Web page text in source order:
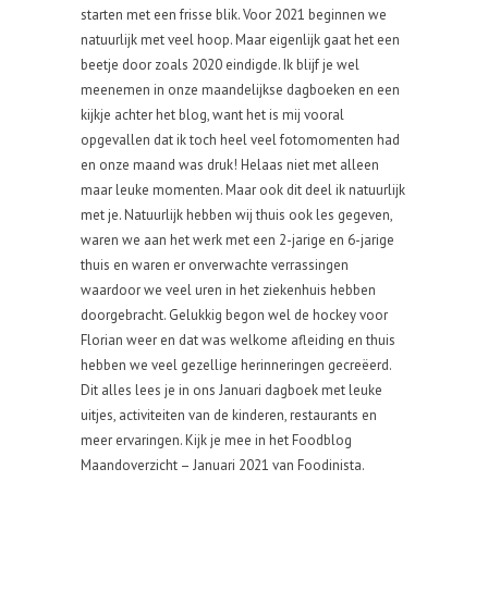
starten met een frisse blik. Voor 2021 beginnen we
natuurlijk met veel hoop. Maar eigenlijk gaat het een
beetje door zoals 2020 eindigde. Ik blijf je wel
meenemen in onze maandelijkse dagboeken en een
kijkje achter het blog, want het is mij vooral
opgevallen dat ik toch heel veel fotomomenten had
en onze maand was druk! Helaas niet met alleen
maar leuke momenten. Maar ook dit deel ik natuurlijk
met je. Natuurlijk hebben wij thuis ook les gegeven,
waren we aan het werk met een 2-jarige en 6-jarige
thuis en waren er onverwachte verrassingen
waardoor we veel uren in het ziekenhuis hebben
doorgebracht. Gelukkig begon wel de hockey voor
Florian weer en dat was welkome afleiding en thuis
hebben we veel gezellige herinneringen gecreëerd.
Dit alles lees je in ons Januari dagboek met leuke
uitjes, activiteiten van de kinderen, restaurants en
meer ervaringen. Kijk je mee in het Foodblog
Maandoverzicht – Januari 2021 van Foodinista.